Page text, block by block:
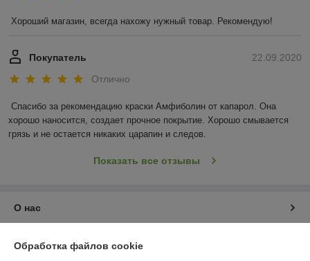
Хороший магазин, всегда нахожу нужный товар. Рекомендую!
22.09.2020
Покупатель
Отлично
Спасибо за рекомендацию краски Амфиболин от капарол. Она
хорошо наносится, создает прочное покрытие. Хорошо смывается
грязь и не остается никаких царапин и следов.
Показать все отзывы
О нас
Контакты
Обработка файлов cookie